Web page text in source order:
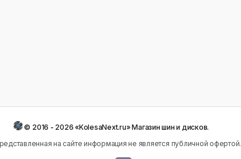
© 2016 - 2026 «KolesaNext.ru» Магазин шин и дисков.
на сайте информация не является публичной офертой.